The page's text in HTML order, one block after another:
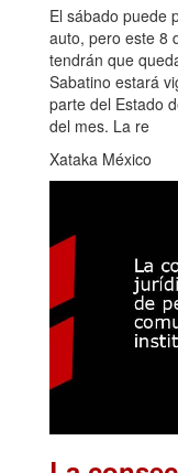
El sábado puede
auto, pero este 8
tendrán que
Sabatino estará
parte del Estado
del mes. La re
Xataka México